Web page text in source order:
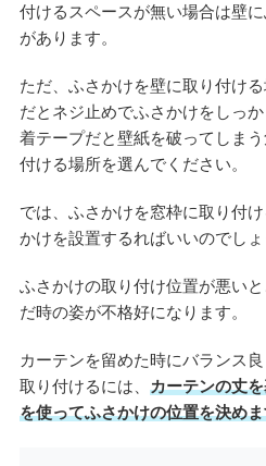
付けるスペースが無い場合は壁
があります。
ただ、ふさかけを壁に取り付け
だとネジ止めでふさかけをしっ
着テープだと壁紙を破ってしま
付ける場所を選んでください。
では、ふさかけを窓枠に取り付
かけを設置するればいいのでしょ
ふさかけの取り付け位置が悪い
だ時の姿が不格好になります。
カーテンを留めた時にバランス
取り付けるには、 カーテンの丈
を使ってふさかけの位置を決め